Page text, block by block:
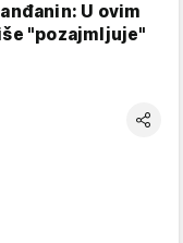
U ovim
"pozajmljuje"